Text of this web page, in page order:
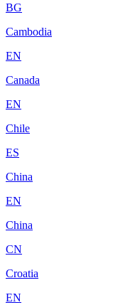
BG
Cambodia
EN
Canada
EN
Chile
ES
China
EN
China
CN
Croatia
EN